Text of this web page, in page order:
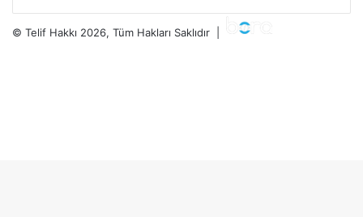
giriniz
© Telif Hakkı 2026, Tüm Hakları Saklıdır |